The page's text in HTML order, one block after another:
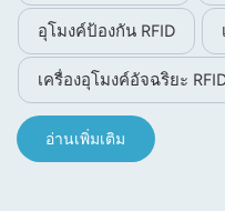
อุโมงค์ป้องกัน RFID
เครื่องอุโมงค์อัจฉริยะ
อ่านเพิ่มเติม